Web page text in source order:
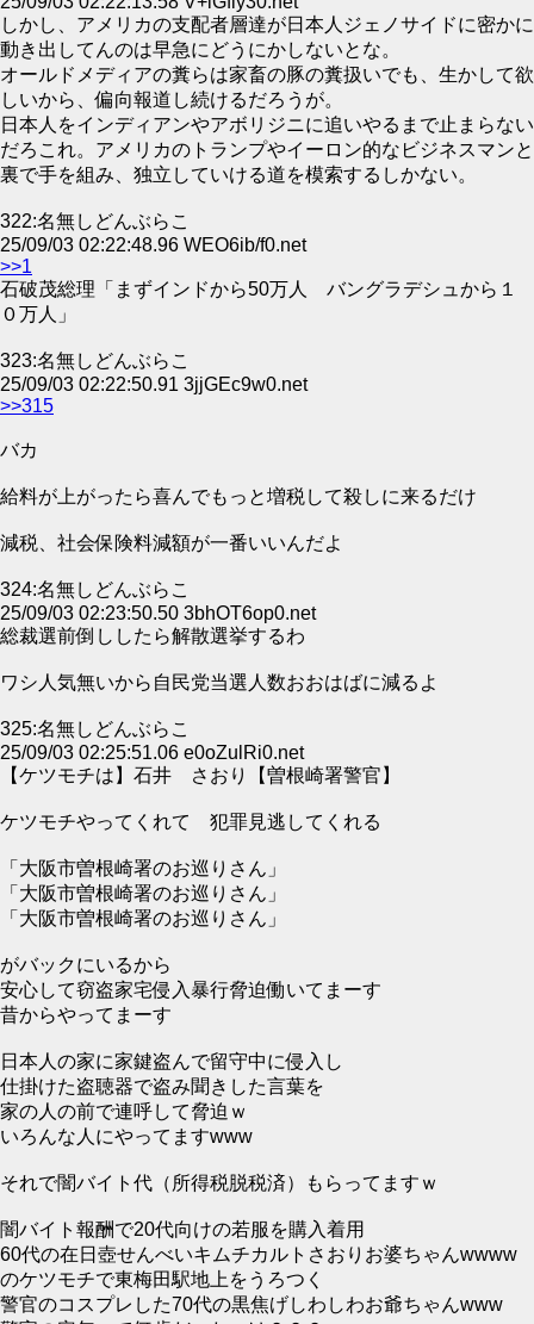
しかし、アメリカの支配者層達が日本人ジェノサイドに密かに
動き出してんのは早急にどうにかしないとな。
オールドメディアの糞らは家畜の豚の糞扱いでも、生かして欲
しいから、偏向報道し続けるだろうが。
日本人をインディアンやアボリジニに追いやるまで止まらない
だろこれ。アメリカのトランプやイーロン的なビジネスマンと
裏で手を組み、独立していける道を模索するしかない。
322:名無しどんぶらこ
25/09/03 02:22:48.96 WEO6ib/f0.net
>>1
石破茂総理「まずインドから50万人 バングラデシュから１
０万人」
323:名無しどんぶらこ
25/09/03 02:22:50.91 3jjGEc9w0.net
>>315
バカ
給料が上がったら喜んでもっと増税して殺しに来るだけ
減税、社会保険料減額が一番いいんだよ
324:名無しどんぶらこ
25/09/03 02:23:50.50 3bhOT6op0.net
総裁選前倒ししたら解散選挙するわ
ワシ人気無いから自民党当選人数おおはばに減るよ
325:名無しどんぶらこ
25/09/03 02:25:51.06 e0oZulRi0.net
【ケツモチは】石井 さおり【曽根崎署警官】
ケツモチやってくれて 犯罪見逃してくれる
「大阪市曽根崎署のお巡りさん」
「大阪市曽根崎署のお巡りさん」
「大阪市曽根崎署のお巡りさん」
がバックにいるから
安心して窃盗家宅侵入暴行脅迫働いてまーす
昔からやってまーす
日本人の家に家鍵盗んで留守中に侵入し
仕掛けた盗聴器で盗み聞きした言葉を
家の人の前で連呼して脅迫ｗ
いろんな人にやってますwww
それで闇バイト代（所得税脱税済）もらってますｗ
闇バイト報酬で20代向けの若服を購入着用
60代の在日壺せんべいキムチカルトさおりお婆ちゃんwwww
のケツモチで東梅田駅地上をうろつく
警官のコスプレした70代の黒焦げしわしわお爺ちゃんwww